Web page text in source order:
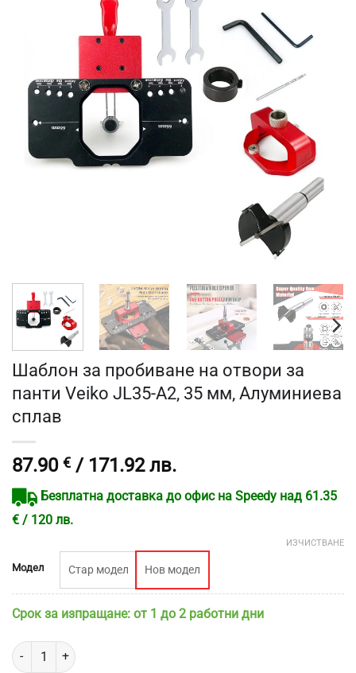
Шаблон за пробиване на отвори за
панти Veiko JL35-A2, 35 мм, Алуминиева
сплав
87.90 € / 171.92 лв.
Безплатна доставка до офис на Speedy над 61.35
€ / 120 лв.
Модел Стар модел Нов модел
ИЗЧИСТВАНЕ
Срок за изпращане: от 1 до 2 работни дни
количество за Шаблон за пробиване на отвори за панти Veiko